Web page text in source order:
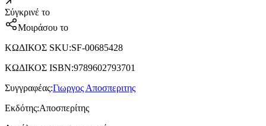
Σύγκρινέ το
Μοιράσου το
ΚΩΔΙΚΟΣ SKU:SF-00685428
ΚΩΔΙΚΟΣ ISBN:9789602793701
Συγγραφέας:Γιωργος Αποσπεριτης
Εκδότης:Αποσπερίτης